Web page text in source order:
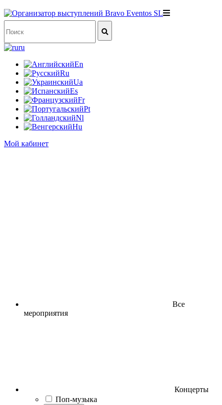
ru
En
Ru
Ua
Es
Fr
Pt
Nl
Hu
Мой кабинет
Все
мероприятия
Концерты
Поп-музыка